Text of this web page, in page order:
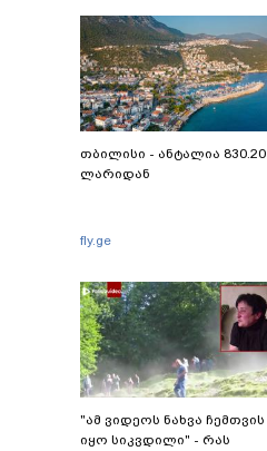
თბილისი - ანტალია 830.20
ლარიდან
fly.ge
"ამ ვიდეოს ნახვა ჩემთვის
იყო სიკვდილი" - რას